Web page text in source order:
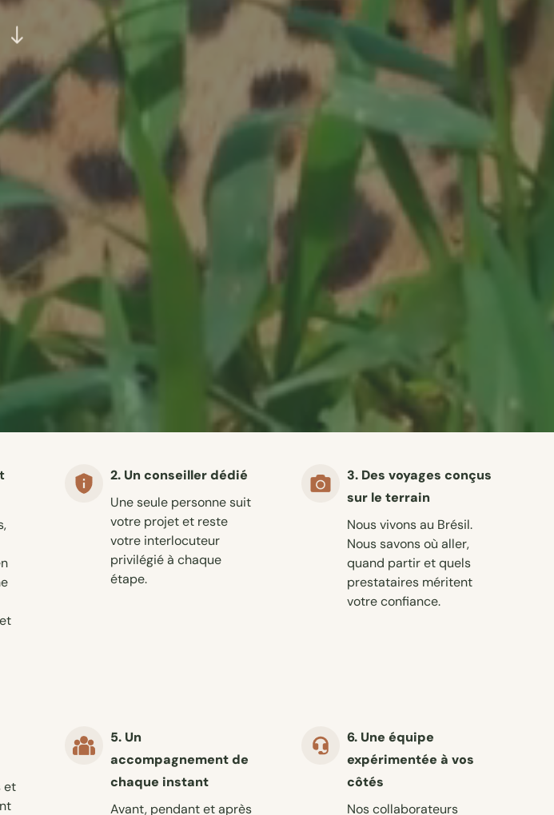
2. Un conseiller dédié
Une seule personne suit
votre projet et reste
votre interlocuteur
privilégié à chaque
étape.
3. Des voyages conçus
sur le terrain
Nous vivons au Brésil.
Nous savons où aller,
quand partir et quels
prestataires méritent
votre confiance.
et
5. Un
accompagnement de
chaque instant
Avant, pendant et après
6. Une équipe
expérimentée à vos
côtés
Nos collaborateurs